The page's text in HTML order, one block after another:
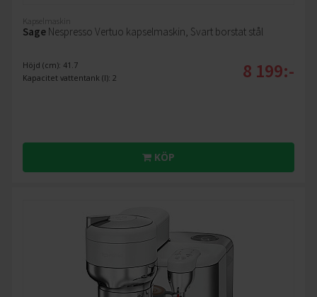
Kapselmaskin
Sage Nespresso Vertuo kapselmaskin, Svart borstat stål
Höjd (cm): 41.7
Kapacitet vattentank (l): 2
8 199:-
KÖP